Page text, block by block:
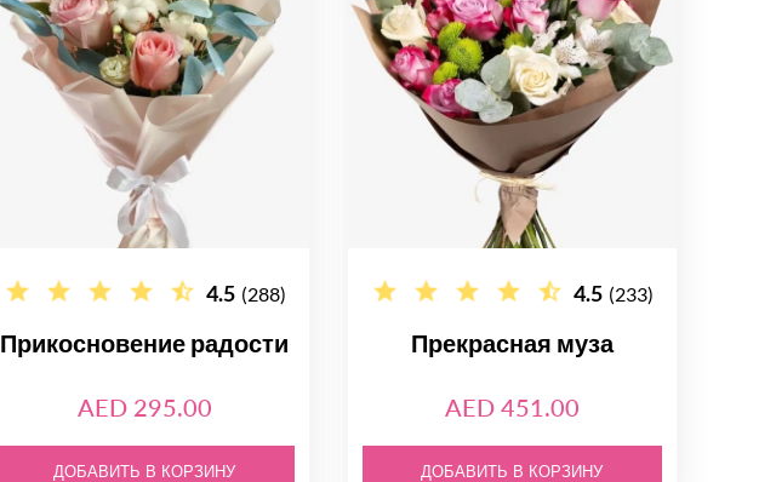
4.5 (288)
Прикосновение радости
AED 295.00
ДОБАВИТЬ В КОРЗИНУ
4.5 (233)
Прекрасная муза
AED 451.00
ДОБАВИТЬ В КОРЗИНУ